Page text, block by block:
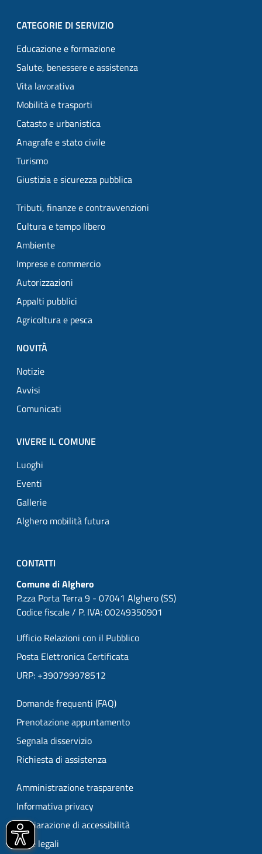
CATEGORIE DI SERVIZIO
Educazione e formazione
Salute, benessere e assistenza
Vita lavorativa
Mobilità e trasporti
Catasto e urbanistica
Anagrafe e stato civile
Turismo
Giustizia e sicurezza pubblica
Tributi, finanze e contravvenzioni
Cultura e tempo libero
Ambiente
Imprese e commercio
Autorizzazioni
Appalti pubblici
Agricoltura e pesca
NOVITÀ
Notizie
Avvisi
Comunicati
VIVERE IL COMUNE
Luoghi
Eventi
Gallerie
Alghero mobilità futura
CONTATTI
Comune di Alghero
P.zza Porta Terra 9 - 07041 Alghero (SS)
Codice fiscale / P. IVA: 00249350901
Ufficio Relazioni con il Pubblico
Posta Elettronica Certificata
URP: +390799978512
Domande frequenti (FAQ)
Prenotazione appuntamento
Segnala disservizio
Richiesta di assistenza
Amministrazione trasparente
Informativa privacy
Dichiarazione di accessibilità
Note legali